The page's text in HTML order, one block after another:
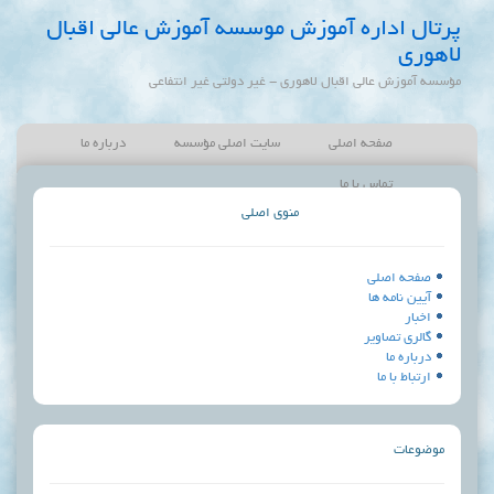
آموزش موسسه آموزش عالی اقبال
اقبال لاهوری - غیر دولتی غیر انتفاعی
سایت اصلی مؤسسه درباره ما